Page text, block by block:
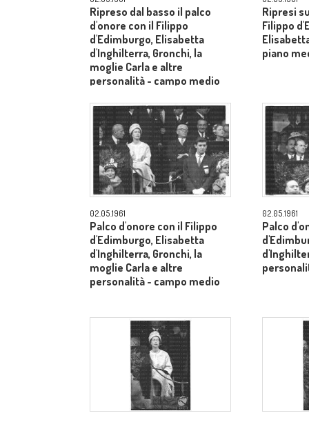
Ripreso dal basso il palco
d'onore con il Filippo
d'Edimburgo, Elisabetta
d'Inghilterra, Gronchi, la
moglie Carla e altre
personalità - campo medio
Ripresi
Filippo
piano
02.05.1961
Palco d'onore con il Filippo
d'Edimburgo, Elisabetta
d'Inghilterra, Gronchi, la
moglie Carla e altre
personalità - campo medio
02.05.1961
Palco